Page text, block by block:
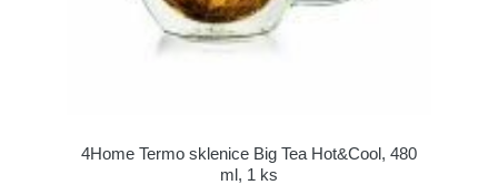
4Home Termo sklenice Big Tea Hot&Cool, 480
ml, 1 ks